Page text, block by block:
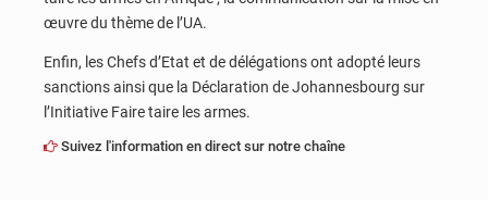
œuvre du thème de l’UA.
Enfin, les Chefs d’Etat et de délégations ont adopté leurs
sanctions ainsi que la Déclaration de Johannesbourg sur
l’Initiative Faire taire les armes.
Suivez l'information en direct sur notre chaîne